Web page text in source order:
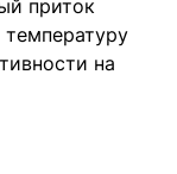
приток
на